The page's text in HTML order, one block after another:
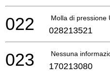
Molla di pressione
022 028213521
Nessuna
023 170213080